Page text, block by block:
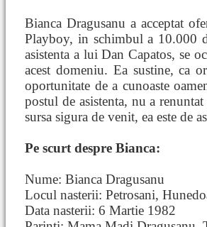
Bianca Dragusanu a acceptat
Playboy, in schimbul a 10.000
asistenta a lui Dan Capatos, se
acest domeniu. Ea sustine, ca
oportunitate de a cunoaste
postul de asistenta, nu a
sursa sigura de venit, ea este de
Pe scurt despre Bianca:
Nume: Bianca Dragusanu
Locul nasterii: Petrosani,
Data nasterii: 6 Martie 1982